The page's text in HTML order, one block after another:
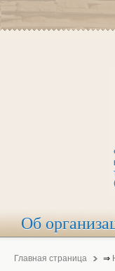
Об
Главная страница ⇒